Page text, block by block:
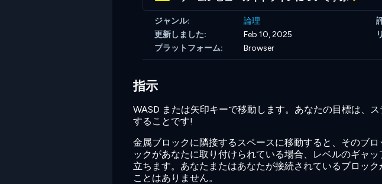
ジャンル: 論理
更新しました:
Feb 10, 2025
プラットフォーム:
Browser
指示
WASD または矢印キーで移動します。あなたの目標は、
することです!
金属ブロックに隣接するスペースに移動すると、そのブ
ックがあなたに取り付けられている場合、レベルのギャ
立ちます。あなたまたはあなたが接続されているブロッ
ことはありません。